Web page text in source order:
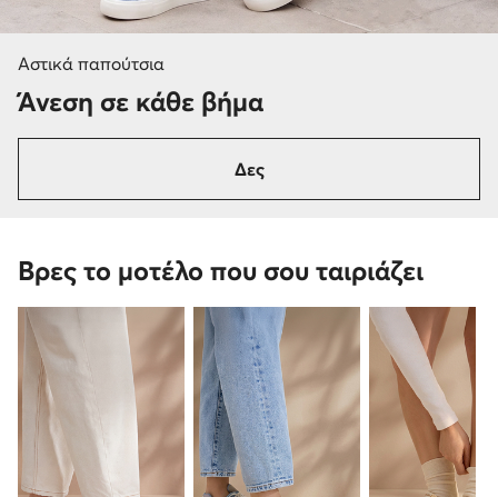
Αστικά παπούτσια
Άνεση σε κάθε βήμα
Δες
Βρες το μοτέλο που σου ταιριάζει